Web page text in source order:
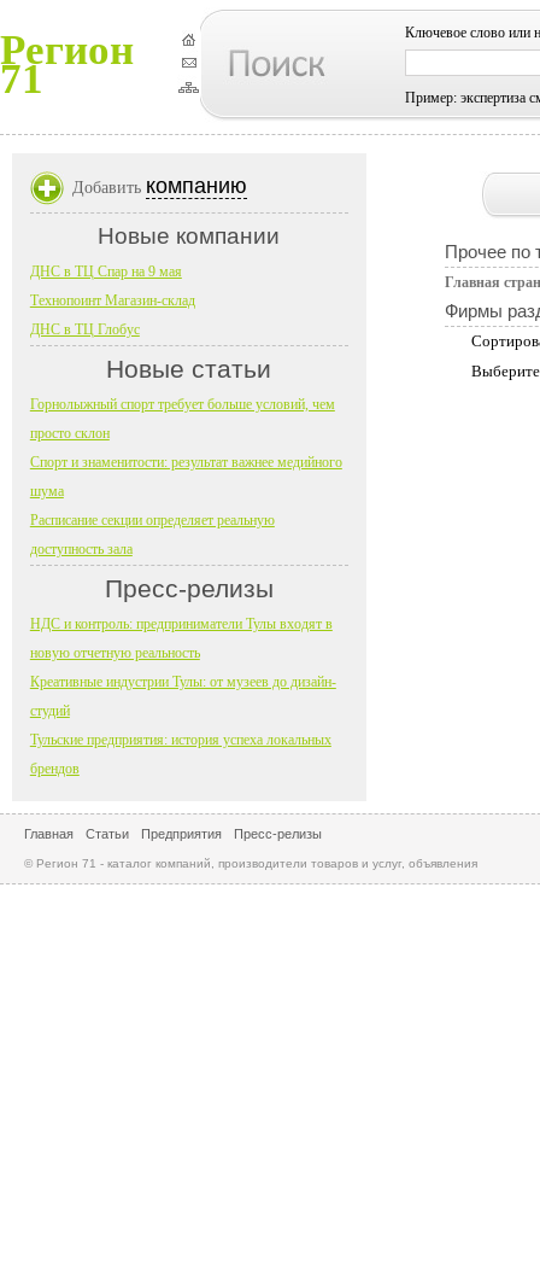
Регион
71
Ключевое слово или
Пример: экспертиза
Прочее по
Главная
Фирмы
Добавить компанию
Новые компании
ДНС в ТЦ Спар на 9 мая
Технопоинт Магазин-склад
ДНС в ТЦ Глобус
Новые статьи
Горнолыжный спорт требует больше условий, чем
просто склон
Спорт и знаменитости: результат важнее медийного
шума
Расписание секции определяет реальную
доступность зала
Пресс-релизы
НДС и контроль: предприниматели Тулы входят в
новую отчетную реальность
Креативные индустрии Тулы: от музеев до дизайн-
студий
Тульские предприятия: история успеха локальных
брендов
Главная Статьи Предприятия Пресс-релизы
© Регион 71 - каталог компаний, производители товаров и услуг, объявления